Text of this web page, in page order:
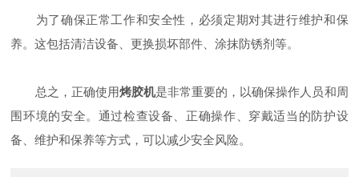
为了确保正常工作和安全性，必须定期对其进行维护和保
养。这包括清洁设备、更换损坏部件、涂抹防锈剂等。
总之，正确使用烤胶机是非常重要的，以确保操作人员和周
围环境的安全。通过检查设备、正确操作、穿戴适当的防护设
备、维护和保养等方式，可以减少安全风险。